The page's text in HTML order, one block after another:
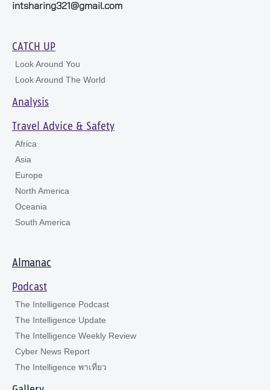
intsharing321@gmail.com
CATCH UP
Look Around You
Look Around The World
Analysis
Travel Advice & Safety
Africa
Asia
Europe
North America
Oceania
South America
Almanac
Podcast
The Intelligence Podcast
The Intelligence Update
The Intelligence Weekly Review
Cyber News Report
The Intelligence พาเที่ยว